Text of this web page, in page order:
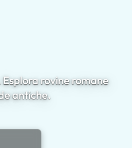
rovine romane
antiche.